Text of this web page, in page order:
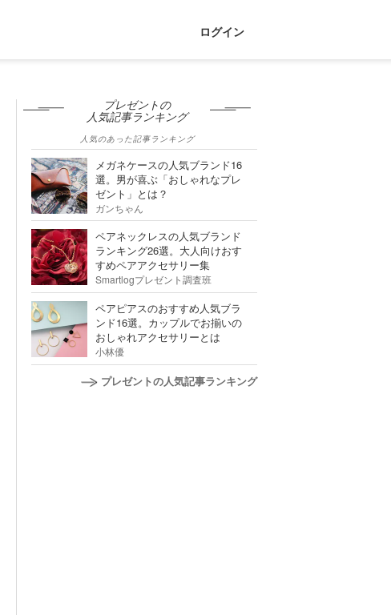
ログイン
プレゼントの
人気記事ランキング
人気のあった記事ランキング
メガネケースの人気ブランド16
選。男が喜ぶ「おしゃれなプレ
ゼント」とは？
ガンちゃん
ペアネックレスの人気ブランド
ランキング26選。大人向けおす
すめペアアクセサリー集
Smartlogプレゼント調査班
ペアピアスのおすすめ人気ブラ
ンド16選。カップルでお揃いの
おしゃれアクセサリーとは
小林優
プレゼントの人気記事ランキング